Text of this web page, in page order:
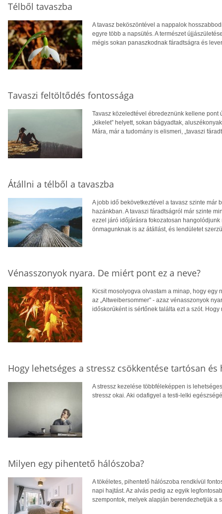
Télből tavaszba
A tavasz beköszöntével a nappalok
egyre több a napsütés. A természet
mégis sokan panaszkodnak fáradtságra és
Tavaszi feltöltődés fontossága
Tavasz közeledtével ébredeznünk kellene pont
„kikelet” helyett, sokan bágyadtak,
Mára, már a tudomány is elismeri, „tavaszi
Átállni a télből a tavaszba
A jobb idő bekövetkeztével a tavasz szinte már
hazánkban. A tavaszi fáradtságról már szinte
ezzel járó időjárásra fokozatosan
önmagunknak is az átállást, és lendületet
Vénasszonyok nyara. De miért pont ez a neve?
Kicsit mosolyogva olvastam a minap, hogy
az „Altweibersommer” - azaz vénasszonyok
időskorúként is sértőnek találta ezt a szót.
Hogy lehetséges a stressz csökkentése tartósan és
A stressz kezelése többféleképpen is
stressz okai. Aki odafigyel a testi-lelki
Milyen egy pihentető hálószoba?
A tökéletes, pihentető hálószoba rendkívül
napi hajtást. Az alvás pedig az egyik
szempontok, melyek alapján berendezhetjük a